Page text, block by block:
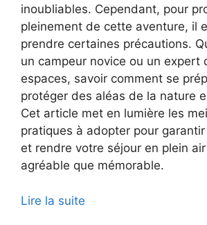
inoubliables. Cependant, pour
pleinement de cette aventure, il
prendre certaines précautions.
un campeur novice ou un expert
espaces, savoir comment se
protéger des aléas de la nature
Cet article met en lumière les
pratiques à adopter pour
et rendre votre séjour en plein
agréable que mémorable.
Lire la suite